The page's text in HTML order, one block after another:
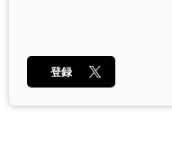
登録